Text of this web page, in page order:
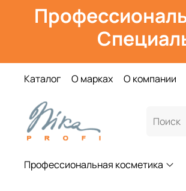
Каталог О марках О компании
Профессиональная косметика